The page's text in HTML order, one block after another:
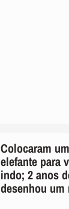
Colocaram
elefante para
indo; 2 anos
desenhou um